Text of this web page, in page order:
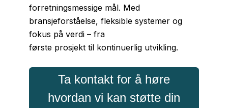
forretningsmessige mål. Med
bransjeforståelse, fleksible systemer og
fokus på verdi – fra
første prosjekt til kontinuerlig utvikling.
Ta kontakt for å høre
hvordan vi kan støtte din